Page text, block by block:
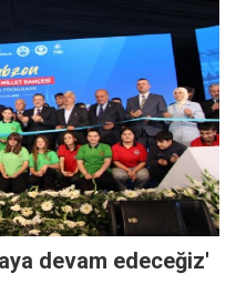
devam edeceğiz'